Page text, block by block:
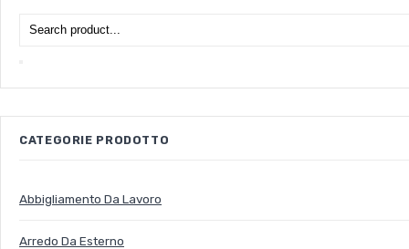
WISHLIST
CATEGORIE PRODOTTO
Abbigliamento Da Lavoro
Arredo Da Esterno